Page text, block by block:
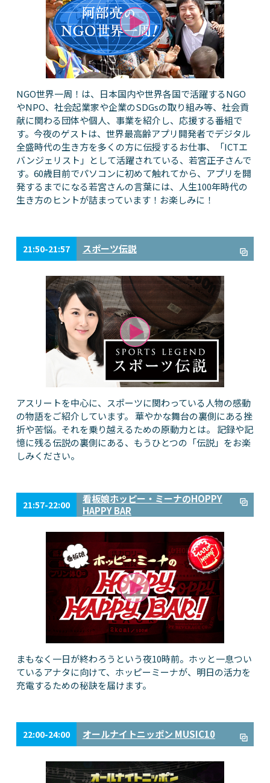
NGO世界一周！は、日本国内や世界各国で活躍するNGO
やNPO、社会起業家や企業のSDGsの取り組み等、社会貢
献に関わる団体や個人、事業を紹介し、応援する番組で
す。今夜のゲストは、世界最高齢アプリ開発者でデジタル
全盛時代の生き方を多くの方に伝授するお仕事、「ICTエ
バンジェリスト」として活躍されている、若宮正子さんで
す。60歳目前でパソコンに初めて触れてから、アプリを開
発するまでになる若宮さんの言葉には、人生100年時代の
生き方のヒントが詰まっています！お楽しみに！
21:50-21:57 スポーツ伝説
アスリートを中心に、スポーツに関わっている人物の感動
の物語をご紹介しています。 華やかな舞台の裏側にある挫
折や苦悩。それを乗り越えるための原動力とは。 記録や記
憶に残る伝説の裏側にある、もうひとつの「伝説」をお楽
しみください。
21:57-22:00
看板娘ホッピー・ミーナのHOPPY
HAPPY BAR
まもなく一日が終わろうという夜10時前。ホッと一息つい
ているアナタに向けて、ホッピーミーナが、明日の活力を
充電するための秘訣を届けます。
22:00-24:00 オールナイトニッポン MUSIC10